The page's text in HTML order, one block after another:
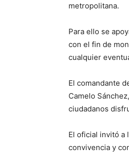
metropolitana.
Para ello se
con el fin de
cualquier
El comandante
Camelo
ciudadanos
El oficial invitó a
convivencia y